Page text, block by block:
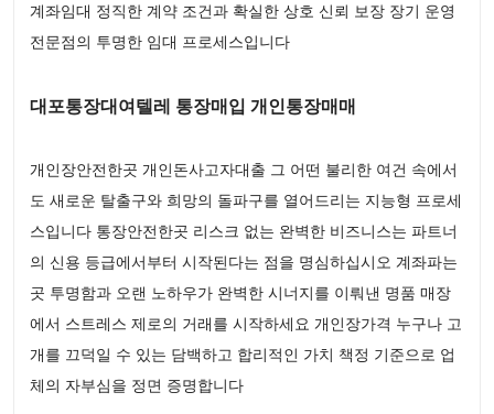
계좌임대 정직한 계약 조건과 확실한 상호 신뢰 보장 장기 운영
전문점의 투명한 임대 프로세스입니다
대포통장대여텔레 통장매입 개인통장매매
개인장안전한곳 개인돈사고자대출 그 어떤 불리한 여건 속에서
도 새로운 탈출구와 희망의 돌파구를 열어드리는 지능형 프로세
스입니다 통장안전한곳 리스크 없는 완벽한 비즈니스는 파트너
의 신용 등급에서부터 시작된다는 점을 명심하십시오 계좌파는
곳 투명함과 오랜 노하우가 완벽한 시너지를 이뤄낸 명품 매장
에서 스트레스 제로의 거래를 시작하세요 개인장가격 누구나 고
개를 끄덕일 수 있는 담백하고 합리적인 가치 책정 기준으로 업
체의 자부심을 정면 증명합니다